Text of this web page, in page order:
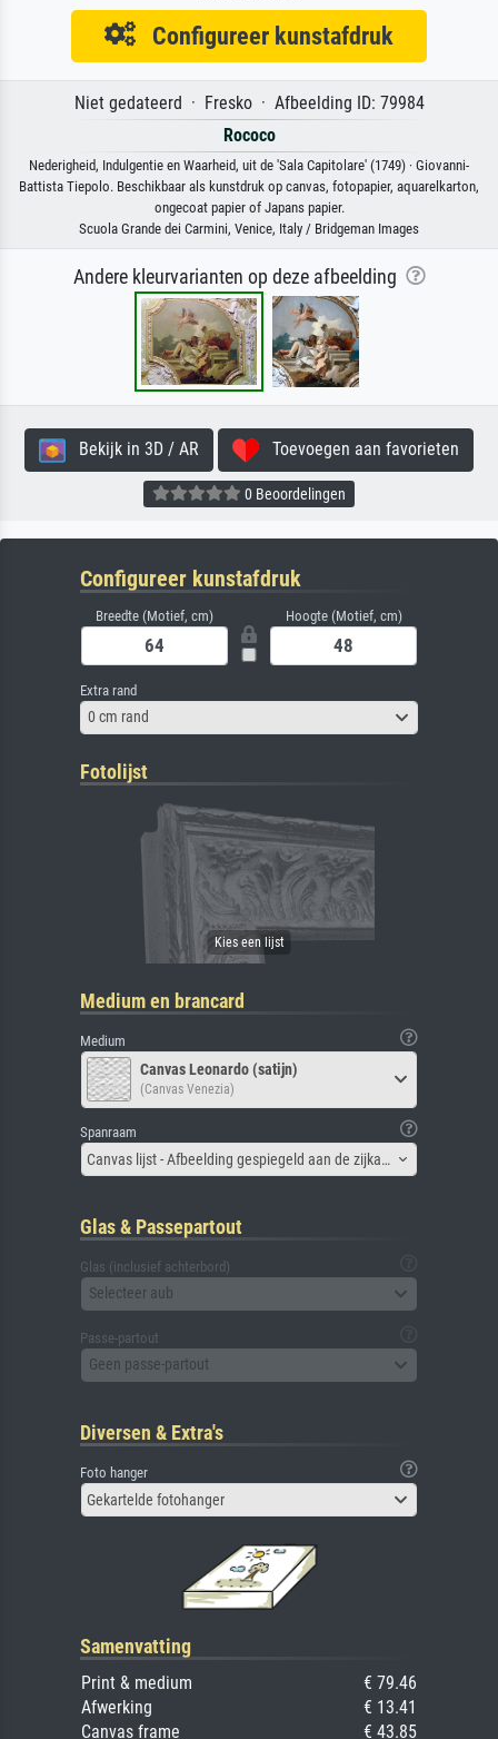
Configureer kunstafdruk
Niet gedateerd · Fresko · Afbeelding ID: 79984
Rococo
Nederigheid, Indulgentie en Waarheid, uit de 'Sala Capitolare' (1749) · Giovanni-
Battista Tiepolo. Beschikbaar als kunstdruk op canvas, fotopapier, aquarelkarton,
ongecoat papier of Japans papier.
Scuola Grande dei Carmini, Venice, Italy / Bridgeman Images
Andere kleurvarianten op deze afbeelding
Bekijk in 3D / AR Toevoegen aan favorieten
0 Beoordelingen
Configureer kunstafdruk
Breedte (Motief, cm) Hoogte (Motief, cm)
Extra rand
0 cm rand
Fotolijst
Medium en brancard
Medium
Canvas Leonardo (satijn)
(Canvas Venezia)
Spanraam
Canvas lijst - Afbeelding gespiegeld aan de zijkant
Glas & Passepartout
Glas (inclusief achterbord)
Selecteer aub
Passe-partout
Geen passe-partout
Diversen & Extra's
Foto hanger
Gekartelde fotohanger
Samenvatting
Print & medium
€ 79.46
Afwerking
€ 13.41
Canvas frame
€ 43.85